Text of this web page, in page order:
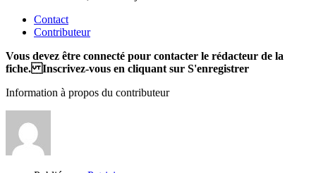
Contact
Contributeur
Vous devez être connecté pour contacter le rédacteur de la
fiche. Inscrivez-vous en cliquant sur S'enregistrer
Information à propos du contributeur